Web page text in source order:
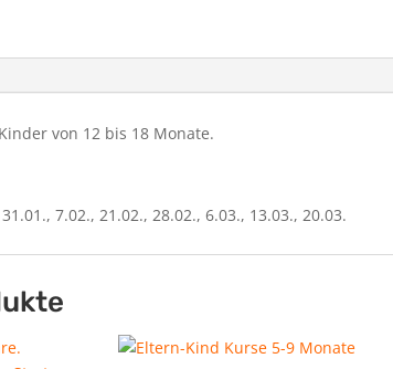
von 12 bis 18 Monate.
7.02., 21.02., 28.02., 6.03., 13.03., 20.03.